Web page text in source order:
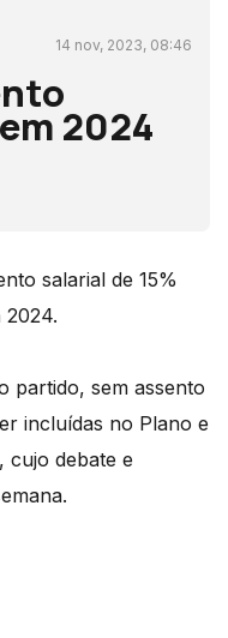
14 nov, 2023, 08:46
2024
salarial de 15%
2024.
partido, sem assento
incluídas no Plano e
cujo debate e